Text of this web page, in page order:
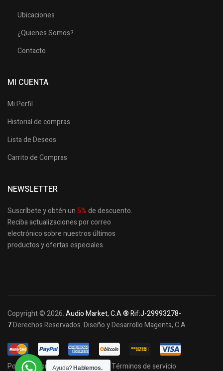
Ubicaciones
¿Quienes Somos?
Contacto
MI CUENTA
Mi Perfil
Historial de compras
Lista de Deseos
Carrito de Compras
NEWSLETTER
Suscríbete y obtén un 5%de descuento.
Reciba actualizaciones por correo
electrónico sobre nuestros últimos
productosy ofertas especiales.
Copyright © 2026.Audio Market, C.A ® Rif:J-29993278-
7Derechos Reservados. Diseño y Desarrollo Magenta, C.A
Política de privacidad y cookies Términos de servicio
Ayuda? Hablemos.